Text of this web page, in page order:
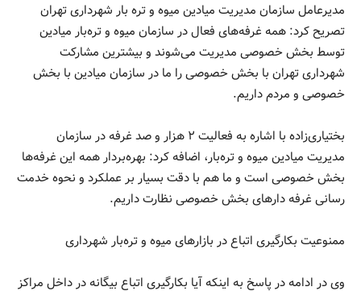
مدیرعامل سازمان مدیریت میادین میوه و تره بار شهرداری تهران
تصریح کرد: همه غرفه‌های فعال در سازمان میوه و تره‌بار میادین
توسط بخش خصوصی مدیریت می‌شوند و بیشترین مشارکت
شهرداری تهران با بخش خصوصی را ما در سازمان میادین با بخش
خصوصی و مردم داریم.
بختیاری‌زاده با اشاره به فعالیت ۲ هزار و صد غرفه در سازمان
مدیریت میادین میوه و تره‌بار، اضافه کرد: بهره‌بردار همه این غرفه‌ها
بخش خصوصی است و ما هم با دقت بسیار بر عملکرد و نحوه خدمت
رسانی غرفه دار‌های بخش خصوصی نظارت داریم.
ممنوعیت بکارگیری اتباع در بازار‌های میوه و تره‌بار شهرداری
وی در ادامه در پاسخ به اینکه آیا بکارگیری اتباع بیگانه در داخل مراکز